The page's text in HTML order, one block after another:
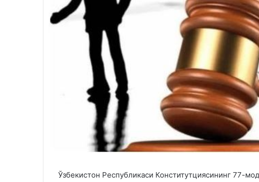
Ўзбекистон Республикаси Конститутциясининг 77-